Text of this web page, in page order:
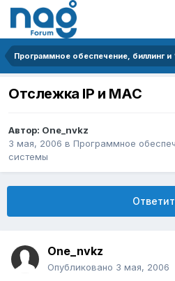
Программное обеспечение, биллинг
Отслежка IP и MAC
Автор: One_nvkz
3 мая, 2006 в Программное
системы
One_nvkz
Опубликовано 3 мая, 2006